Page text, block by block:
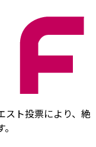
スト投票により、絶